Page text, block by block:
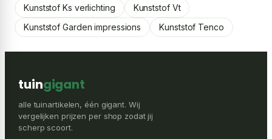
Kunststof Ks verlichting
Kunststof Vt
Kunststof Garden impressions
Kunststof Tenco
tuingigant
alle tuinartikelen, één gigant. Wij
vergelijken prijzen per shop zodat jij
scherp scoort.